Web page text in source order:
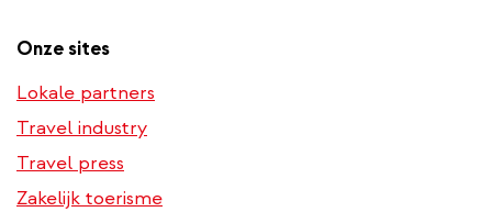
Onze sites
Lokale partners
Travel industry
Travel press
Zakelijk toerisme